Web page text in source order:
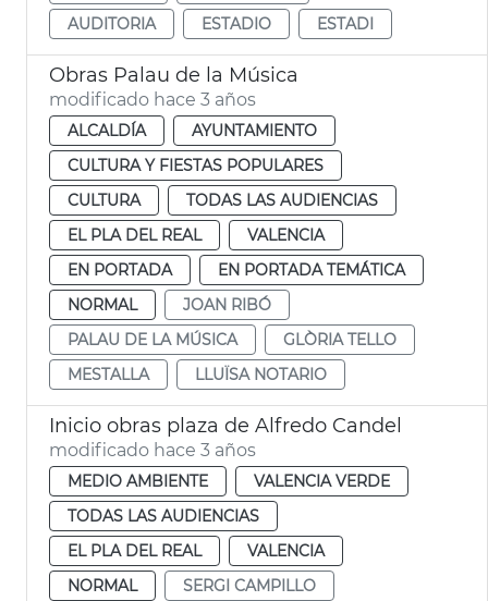
AUDITORIA
ESTADIO ESTADI
Obras Palau de la Música
modificado hace 3 años
ALCALDÍA
AYUNTAMIENTO
CULTURA Y FIESTAS POPULARES
CULTURA
TODAS LAS AUDIENCIAS
EL PLA DEL REAL
VALENCIA
EN PORTADA
EN PORTADA TEMÁTICA
NORMAL
JOAN RIBÓ
PALAU DE LA MÚSICA
GLÒRIA TELLO
MESTALLA
LLUÏSA NOTARIO
Inicio obras plaza de Alfredo Candel
modificado hace 3 años
MEDIO AMBIENTE
VALENCIA VERDE
TODAS LAS AUDIENCIAS
EL PLA DEL REAL
VALENCIA
NORMAL
SERGI CAMPILLO